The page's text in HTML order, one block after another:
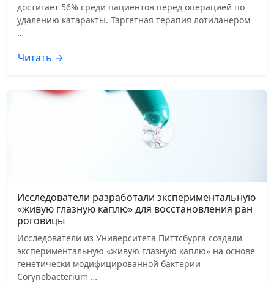
достигает 56% среди пациентов перед операцией по
удалению катаракты. Таргетная терапия лотиланером
…
Читать →
Исследователи разработали экспериментальную
«живую глазную каплю» для восстановления ран
роговицы
Исследователи из Университета Питтсбурга создали
экспериментальную «живую глазную каплю» на основе
генетически модифицированной бактерии
Corynebacterium …